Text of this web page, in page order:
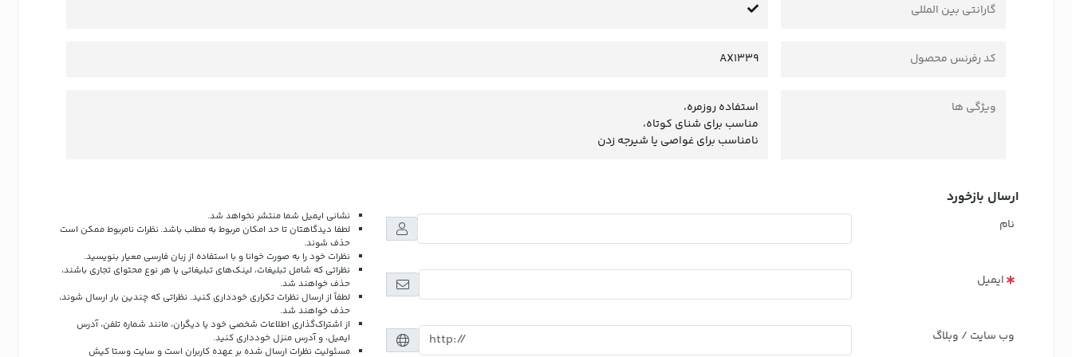
گارانتی بین المللی
کد رفرنس محصول AX1339
ویژگی ها
استفاده روزمره،
مناسب برای شنای کوتاه،
نامناسب برای غواصی یا شیرجه زدن
ارسال بازخورد
نام
ایمیل
وب سایت / وبلاگ
نشانی ایمیل شما منتشر نخواهد شد.
لطفا دیدگاهتان تا حد امکان مربوط به مطلب باشد. نظرات نامربوط ممکن است
حذف شوند.
نظرات خود را به صورت خوانا و با استفاده از زبان فارسی معیار بنویسید.
نظراتی که شامل تبلیغات، لینک‌های تبلیغاتی یا هر نوع محتوای تجاری باشند،
حذف خواهند شد.
لطفاً از ارسال نظرات تکراری خودداری کنید. نظراتی که چندین بار ارسال شوند،
حذف خواهند شد.
از اشتراک‌گذاری اطلاعات شخصی خود یا دیگران، مانند شماره تلفن، آدرس
ایمیل، و آدرس منزل خودداری کنید.
مسئولیت نظرات ارسال شده بر عهده کاربران است و سایت وستا کیش